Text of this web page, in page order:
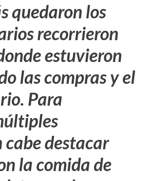
quedaron los
recorrieron
estuvieron
las compras y el
Para
destacar
la comida de